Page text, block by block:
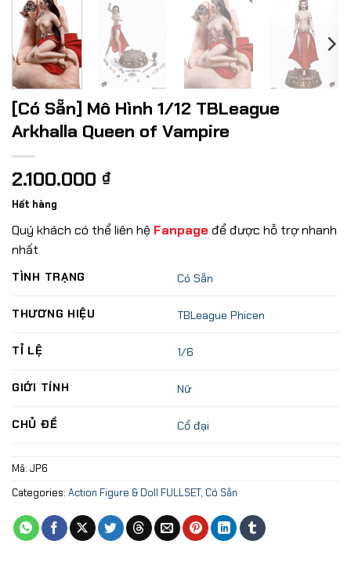
[Có Sẵn] Mô Hình 1/12 TBLeague
Arkhalla Queen of Vampire
2.100.000 ₫
Hết hàng
Quý khách có thể liên hệ Fanpage để được hỗ trợ nhanh
nhất
TÌNH TRẠNG Có Sẵn
THƯƠNG HIỆU TBLeague Phicen
TỈ LỆ 1/6
GIỚI TÍNH Nữ
CHỦ ĐỀ Cổ đại
Mã: JP6
Categories: Action Figure & Doll FULLSET, Có Sẵn